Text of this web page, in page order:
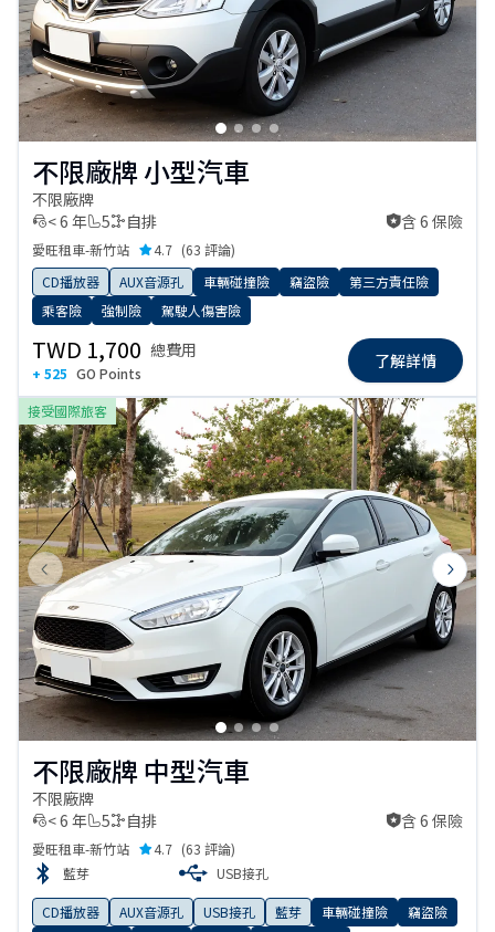
不限廠牌 小型汽車
不限廠牌
< 6 年
5 自排
含 6 保險 含 6 保險
愛旺租車-新竹站 4.7 (63 評論)
CD播放器
AUX音源孔 車輛碰撞險 竊盜險
第三方責任險
乘客險
強制險 駕駛人傷害險
TWD 1,700 總費用
+ 525 GO Points
了解詳情
接受國際旅客
Previous slide Next
不限廠牌 中型汽車
不限廠牌
< 6 年
5 自排
含 6 保險 含 6 保險
愛旺租車-新竹站 4.7 (63 評論)
藍芽
USB接孔
CD播放器 AUX音源孔 USB接孔 藍芽 車輛碰撞險
竊盜險